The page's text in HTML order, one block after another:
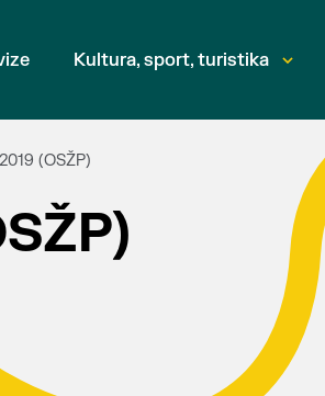
Kultura, sport, turistika
(OSŽP)